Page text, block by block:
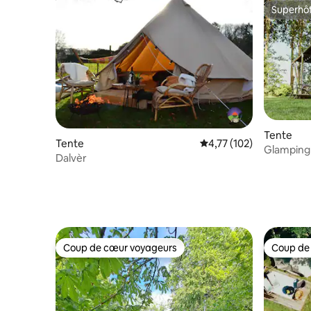
Tente Évaluation moyenne
4,77 (102)
Dalvèr
Tente
Coup de cœur voyageurs
Coup de cœur voyageurs Coup
Coup